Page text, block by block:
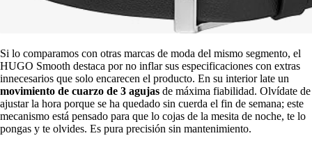
Si lo comparamos con otras marcas de moda del mismo segmento, el
HUGO Smooth destaca por no inflar sus especificaciones con extras
innecesarios que solo encarecen el producto. En su interior late un
movimiento de cuarzo de 3 agujas de máxima fiabilidad. Olvídate de
ajustar la hora porque se ha quedado sin cuerda el fin de semana; este
mecanismo está pensado para que lo cojas de la mesita de noche, te lo
pongas y te olvides. Es pura precisión sin mantenimiento.